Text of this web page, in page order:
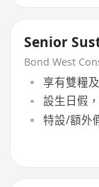
Senior
Bond West
享有雙糧
設生日假
特設/額外